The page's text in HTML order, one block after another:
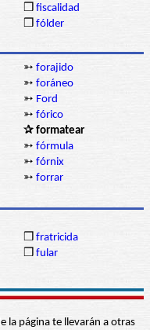
❒ fiscalidad
❒ fólder
➳ forajido
➳ foráneo
➳ Ford
➳ fórico
✰ formatear
➳ fórmula
➳ fórnix
➳ forrar
❒ fratricida
❒ fular
la página te llevarán a otras